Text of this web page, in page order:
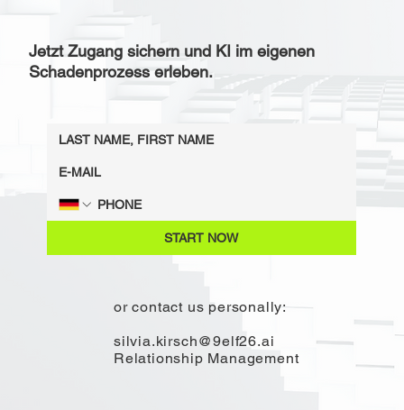
or contact us personally:
silvia.kirsch@9elf26.ai
Relationship Management
START NOW
Jetzt Zugang sichern und KI im eigenen
Schadenprozess erleben.